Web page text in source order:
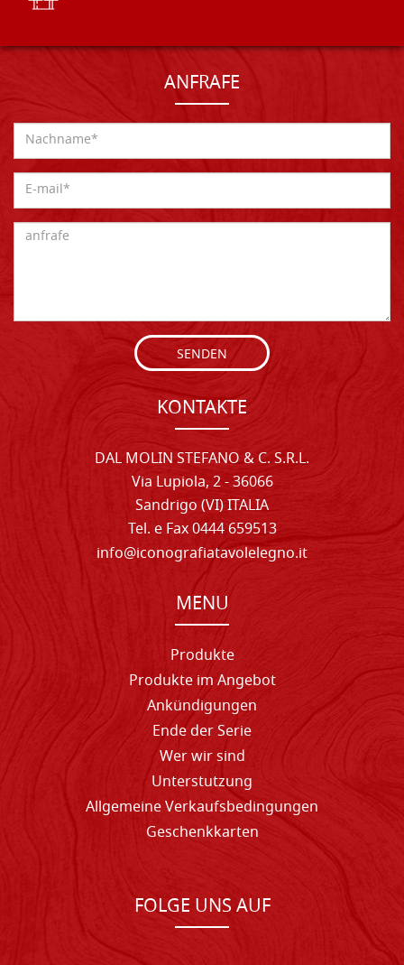
ANFRAFE
SENDEN
KONTAKTE
DAL MOLIN STEFANO & C. S.R.L.
Via Lupiola, 2 - 36066
Sandrigo (VI) ITALIA
Tel. e Fax 0444 659513
info@iconografiatavolelegno.it
MENU
Produkte
Produkte im Angebot
Ankündigungen
Ende der Serie
Wer wir sind
Unterstutzung
Allgemeine Verkaufsbedingungen
Geschenkkarten
FOLGE UNS AUF